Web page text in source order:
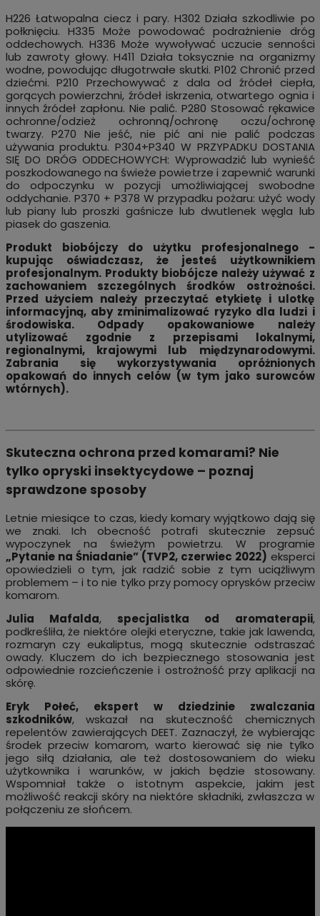
H226 Łatwopalna ciecz i pary. H302 Działa szkodliwie po
połknięciu. H335 Może powodować podrażnienie dróg
oddechowych. H336 Może wywoływać uczucie senności
lub zawroty głowy. H411 Działa toksycznie na organizmy
wodne, powodując długotrwałe skutki. P102 Chronić przed
dziećmi. P210 Przechowywać z dala od źródeł ciepła,
gorących powierzchni, źródeł iskrzenia, otwartego ognia i
innych źródeł zapłonu. Nie palić. P280 Stosować rękawice
ochronne/odzież ochronną/ochronę oczu/ochronę
twarzy. P270 Nie jeść, nie pić ani nie palić podczas
używania produktu. P304+P340 W PRZYPADKU DOSTANIA
SIĘ DO DRÓG ODDECHOWYCH: Wyprowadzić lub wynieść
poszkodowanego na świeże powietrze i zapewnić warunki
do odpoczynku w pozycji umożliwiającej swobodne
oddychanie. P370 + P378 W przypadku pożaru: użyć wody
lub piany lub proszki gaśnicze lub dwutlenek węgla lub
piasek do gaszenia.
Produkt biobójczy do użytku profesjonalnego -
kupując oświadczasz, że jesteś użytkownikiem
profesjonalnym. Produkty biobójcze należy używać z
zachowaniem szczególnych środków ostrożności.
Przed użyciem należy przeczytać etykietę i ulotkę
informacyjną, aby zminimalizować ryzyko dla ludzi i
środowiska. Odpady opakowaniowe należy
utylizować zgodnie z przepisami lokalnymi,
regionalnymi, krajowymi lub międzynarodowymi.
Zabrania się wykorzystywania opróżnionych
opakowań do innych celów (w tym jako surowców
wtórnych).
Skuteczna ochrona przed komarami? Nie
tylko opryski insektycydowe – poznaj
sprawdzone sposoby
Letnie miesiące to czas, kiedy komary wyjątkowo dają się
we znaki. Ich obecność potrafi skutecznie zepsuć
wypoczynek na świeżym powietrzu. W programie
„Pytanie na Śniadanie” (TVP2, czerwiec 2022) eksperci
opowiedzieli o tym, jak radzić sobie z tym uciążliwym
problemem – i to nie tylko przy pomocy oprysków przeciw
komarom.
Julia Mafalda, specjalistka od aromaterapii,
podkreśliła, że niektóre olejki eteryczne, takie jak lawenda,
rozmaryn czy eukaliptus, mogą skutecznie odstraszać
owady. Kluczem do ich bezpiecznego stosowania jest
odpowiednie rozcieńczenie i ostrożność przy aplikacji na
skórę.
Eryk Połeć, ekspert w dziedzinie zwalczania
szkodników, wskazał na skuteczność chemicznych
repelentów zawierających DEET. Zaznaczył, że wybierając
środek przeciw komarom, warto kierować się nie tylko
jego siłą działania, ale też dostosowaniem do wieku
użytkownika i warunków, w jakich będzie stosowany.
Wspomniał także o istotnym aspekcie, jakim jest
możliwość reakcji skóry na niektóre składniki, zwłaszcza w
połączeniu ze słońcem.